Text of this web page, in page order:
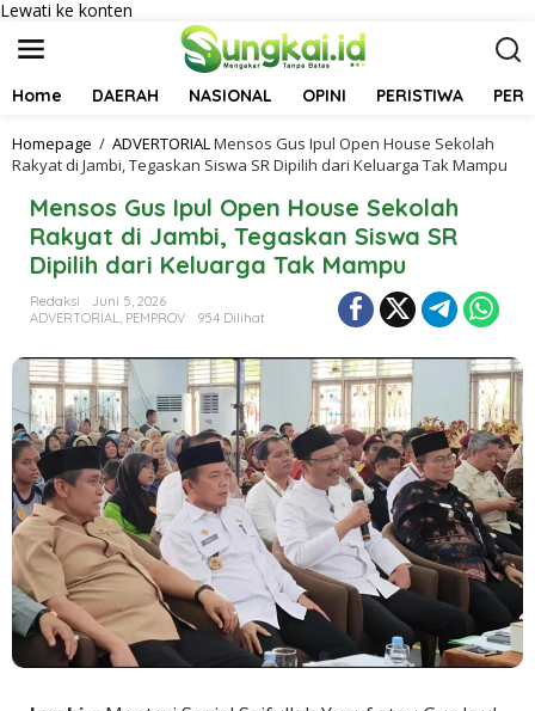
Lewati ke konten
Home DAERAH NASIONAL OPINI PERISTIWA
Homepage / ADVERTORIALMensos Gus Ipul Open House Sekolah
Rakyat di Jambi, Tegaskan Siswa SR Dipilih dari Keluarga Tak Mampu
Mensos Gus Ipul Open House Sekolah
Rakyat di Jambi, Tegaskan Siswa SR
Dipilih dari Keluarga Tak Mampu
Redaksi
Juni 5, 2026
ADVERTORIAL, PEMPROV 954 Dilihat